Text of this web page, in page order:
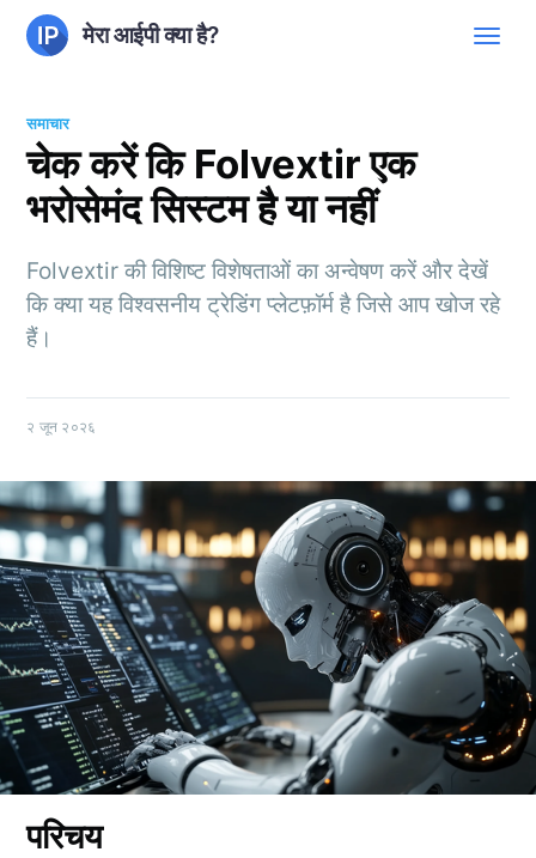
मेरा आईपी क्या है?
समाचार
चेक करें कि Folvextir एक
भरोसेमंद सिस्टम है या नहीं
Folvextir की विशिष्ट विशेषताओं का अन्वेषण करें और देखें
कि क्या यह विश्वसनीय ट्रेडिंग प्लेटफ़ॉर्म है जिसे आप खोज रहे
हैं।
२ जून २०२६
परिचय